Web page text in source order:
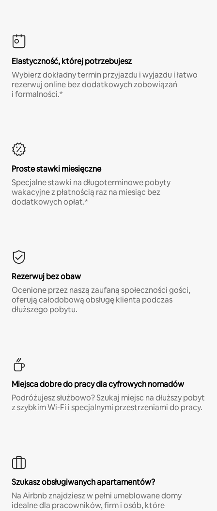
Elastyczność, której potrzebujesz
Wybierz dokładny termin przyjazdu i wyjazdu i łatwo
rezerwuj online bez dodatkowych zobowiązań
i formalności.*
Proste stawki miesięczne
Specjalne stawki na długoterminowe pobyty
wakacyjne z płatnością raz na miesiąc bez
dodatkowych opłat.*
Rezerwuj bez obaw
Ocenione przez naszą zaufaną społeczności gości,
oferują całodobową obsługę klienta podczas
dłuższego pobytu.
Miejsca dobre do pracy dla cyfrowych nomadów
Podróżujesz służbowo? Szukaj miejsc na dłuższy pobyt
z szybkim Wi-Fi i specjalnymi przestrzeniami do pracy.
Szukasz obsługiwanych apartamentów?
Na Airbnb znajdziesz w pełni umeblowane domy
idealne dla pracowników, firm i osób, które